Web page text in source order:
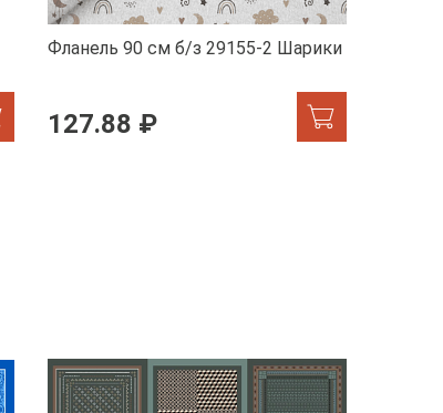
Фланель 90 см б/з 29155-2 Шарики
127.88 ₽